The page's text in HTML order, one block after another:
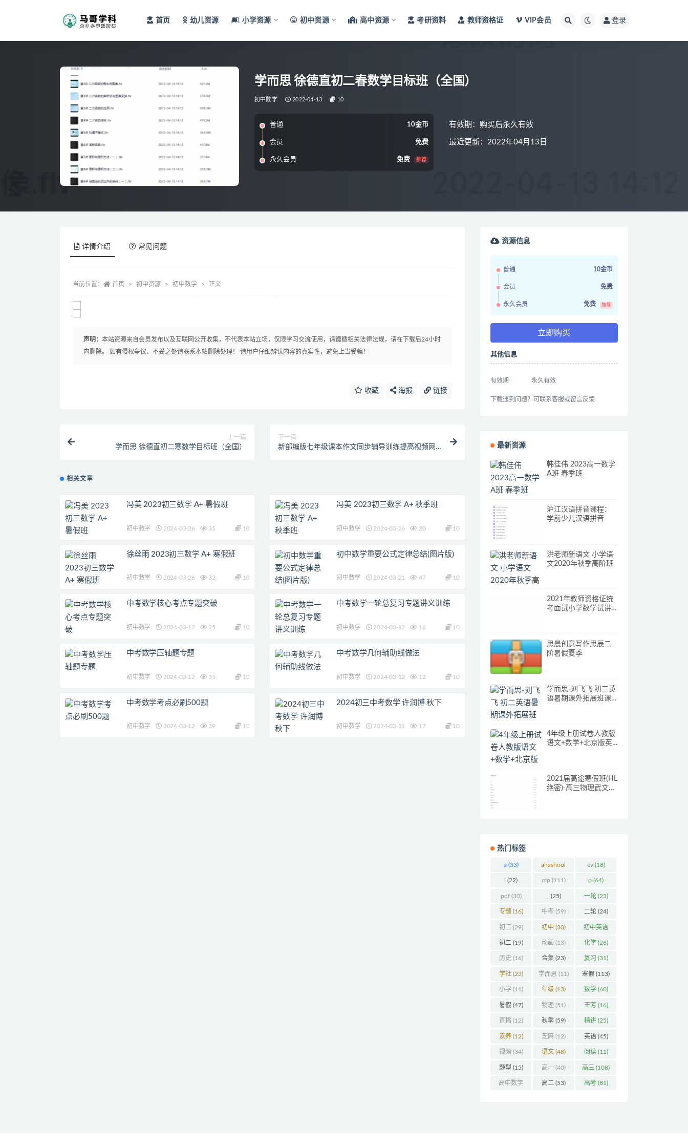
首页 幼儿资源 小学资源 初中资源 高中资源 考研资料 教师资格证 VIP会员 登录
学而思 徐德直初二春数学目标班（全国）
初中数学 2022-04-13 10
普通 10金币
会员 免费
永久会员 免费 推荐
有效期：购买后永久有效
最近更新：2022年04月13日
详情介绍 常见问题
当前位置： 首页 初中资源 初中数学 正文
声明： 本站资源来自会员发布以及互联网公开收集，不代表本站立场，仅限学习交流使用，请遵循相关法律法规，请在下载后24小时
内删除。 如有侵权争议、不妥之处请联系本站删除处理！ 请用户仔细辨认内容的真实性，避免上当受骗！
收藏 海报 链接
上一篇
学而思 徐德直初二寒数学目标班（全国）
下一篇
新部编版七年级课本作文同步辅导训练提高视频网
相关文章
冯美 2023初三数学 A+ 暑假班
初中数学 2024-03-26 31 10
冯美 2023初三数学 A+ 秋季班
初中数学 2024-03-26 20 10
徐丝雨 2023初三数学 A+ 寒假班
初中数学 2024-03-26 32 10
初中数学重要公式定律总结(图片版)
初中数学 2024-03-21 47 10
中考数学核心考点专题突破
初中数学 2024-03-12 25 10
中考数学一轮总复习专题讲义训练
初中数学 2024-03-12 16 10
中考数学压轴题专题
初中数学 2024-03-12 35 10
中考数学几何辅助线做法
初中数学 2024-03-12 12 10
中考数学考点必刷500题
初中数学 2024-03-12 39 10
2024初三中考数学 许润博 秋下
初中数学 2024-03-11 17 10
资源信息
普通 10金币
会员 免费
永久会员 免费 推荐
立即购买
其他信息
有效期 永久有效
下载遇到问题？可联系客服或留言反馈
最新资源
韩佳伟 2023高一数学
A班 春季班
沪江汉语拼音课程：
学前少儿汉语拼音
洪老师新语文 小学语
文2020年秋季高阶班
2021年教师资格证统
考面试小学数学试讲
思晨创意写作思辰二
阶暑假夏季
学而思-刘飞飞 初二英
语暑期课外拓展班课
4年级上册试卷人教版
语文+数学+北京版英
2021届高途寒假班(HL
绝密)-高三物理武文成
热门标签
a(33) ahashool
(29)
ev(18)
(22) mp (111) p (64)
pdf(30) (25) 一轮(23)
专题 (16) 中考 (59) 二轮(24)
初三 (29) 初中 (30) 初中英语
(32)
初二 (19) 动画 (13) 化学(26)
历史 (16) 合集(23) 复习 (31)
学社(23) 学而思 (11) 寒假 (113)
小学(11) 年级 (13) 数学(60)
暑假 (47) 物理 (51) 王芳(16)
直播(12) 秋季(59) 精讲(25)
素养(12) 芝麻(12) 英语(45)
视频 (34) 语文 (48) 阅读(11)
题型 (15) 高一(40) 高三 (108)
高中数学 高二 (53) 高考(81)